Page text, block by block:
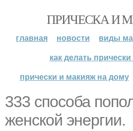
ПРИЧЕСКА И
главная новости
виды
как делать
прически и макияж на дому
333 способа
женской энергии.